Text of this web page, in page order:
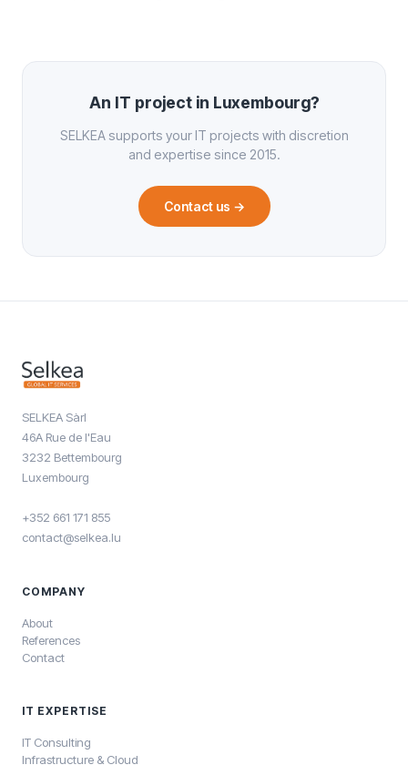
An IT project in Luxembourg?
SELKEA supports your IT projects with discretion
and expertise since 2015.
Contact us →
SELKEA Sàrl
46A Rue de l'Eau
3232 Bettembourg
Luxembourg
+352 661 171 855
contact@selkea.lu
COMPANY
About
References
Contact
IT EXPERTISE
IT Consulting
Infrastructure & Cloud